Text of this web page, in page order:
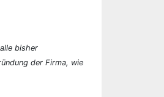
bisher
der Firma, wie